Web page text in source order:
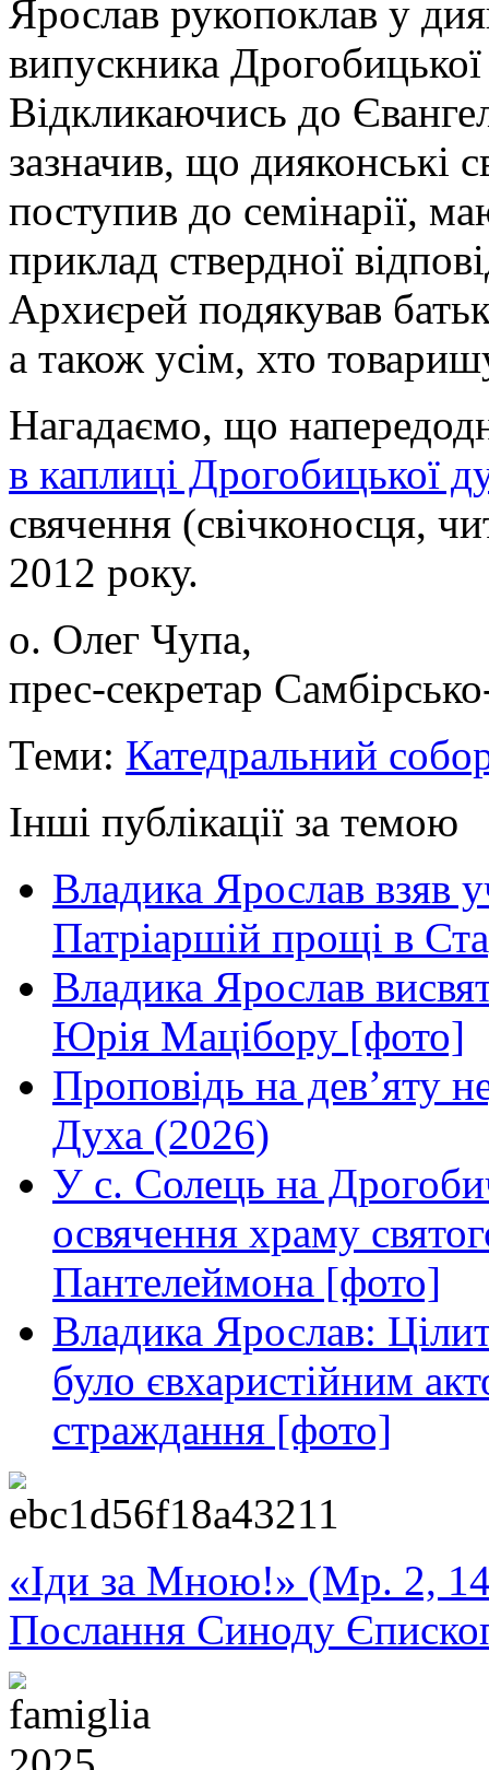
Ярослав рукопоклав у
випускника Дрогобицької
Відкликаючись до
зазначив, що дияконські
поступив до семінарії,
приклад ствердної
Архиєрей подякував
а також усім, хто
Нагадаємо, що
в каплиці Дрогобицької
свячення (свічконосця,
2012 року.
о. Олег Чупа,
прес-секретар
Теми: Катедральний
Інші публікації за темою
Владика Ярослав взяв
Патріаршій прощі в
Владика Ярослав
Юрія Мацібору [фото]
Проповідь на дев’яту
Духа (2026)
У с. Солець на
освячення храму
Пантелеймона [фото]
Владика Ярослав:
було євхаристійним
страждання [фото]
«Іди за Мною!» (Мр. 2,
Послання Синоду